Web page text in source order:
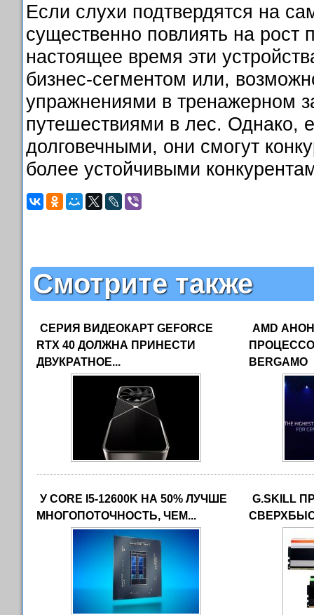
Если слухи подтвердятся на
существенно повлиять на рост
настоящее время эти
бизнес-сегментом или,
упражнениями в тренажерном
путешествиями в лес. Однако,
долговечными, они смогут
более устойчивыми
Смотрите также
СЕРИЯ ВИДЕОКАРТ GEFORCE
RTX 40 ДОЛЖНА ПРИНЕСТИ
ДВУКРАТНОЕ...
AMD
BERGAMO
У CORE I5-12600K НА 50% ЛУЧШЕ
МНОГОПОТОЧНОСТЬ, ЧЕМ...
G.SKILL